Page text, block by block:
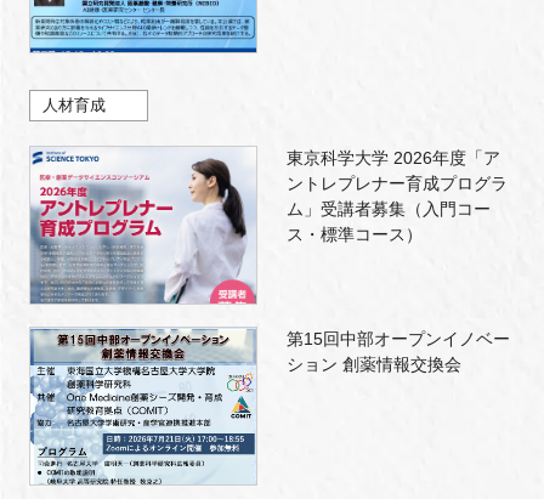
人材育成
東京科学大学 2026年度「ア
ントレプレナー育成プログラ
ム」受講者募集（入門コー
ス・標準コース）
第15回中部オープンイノベー
ション 創薬情報交換会